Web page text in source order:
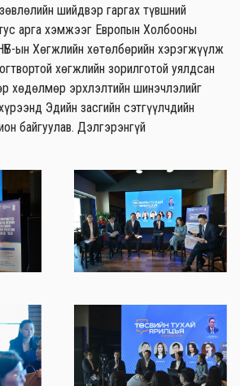
шийдвэр гаргах түвшний
арга хэмжээг Европын Холбооны
ын Хөгжлийн хөтөлбөрийн хэрэгжүүлж
хөгжлийн зорилготой уялдсан
хөдөлмөр эрхлэлтийн шинэчлэлийг
Эдийн засгийн сэтгүүлчдийн
байгуулав. Дэлгэрэнгүй